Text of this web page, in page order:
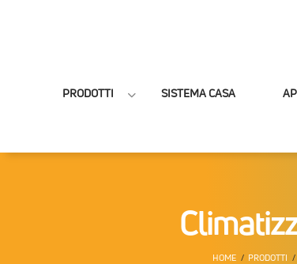
PRODOTTI SISTEMA CASA
HOME PRODOTTI